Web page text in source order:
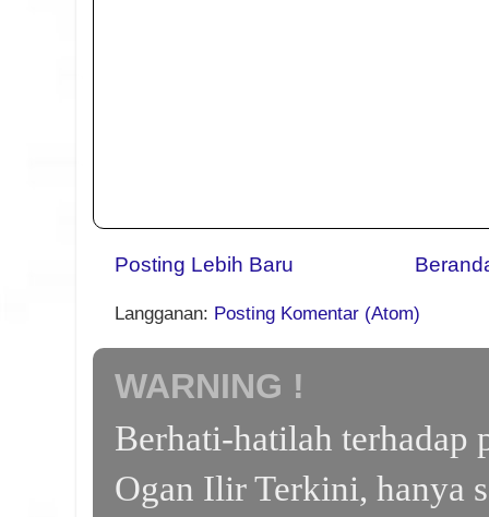
Posting Lebih Baru
Langganan: Posting Komentar (Atom)
WARNING !
Berhati-hatilah terhadap
Ogan Ilir Terkini, hanya